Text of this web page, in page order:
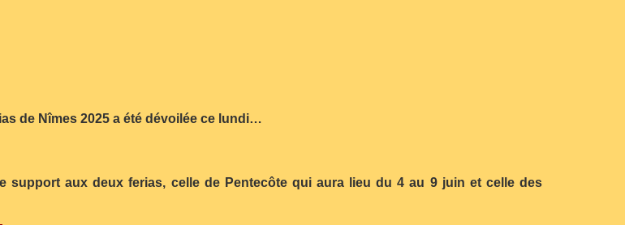
de Nîmes 2025 a été dévoilée ce lundi…
support aux deux ferias, celle de Pentecôte qui aura lieu du 4 au 9 juin et celle des